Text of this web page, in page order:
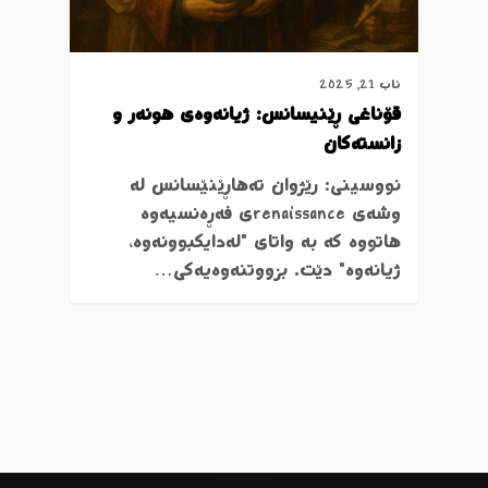
ئاب 21, 2025
قۆناغی ڕێنیسانس: ژیانەوەی هونەر و
زانستەکان
نووسینی: رێژوان تەهاڕێنێسانس لە
وشەی renaissanceی فەڕەنسیەوە
هاتووە کە بە واتای "لەدایکبوونەوە،
ژیانەوە" دێت. بزووتنەوەیەکی…